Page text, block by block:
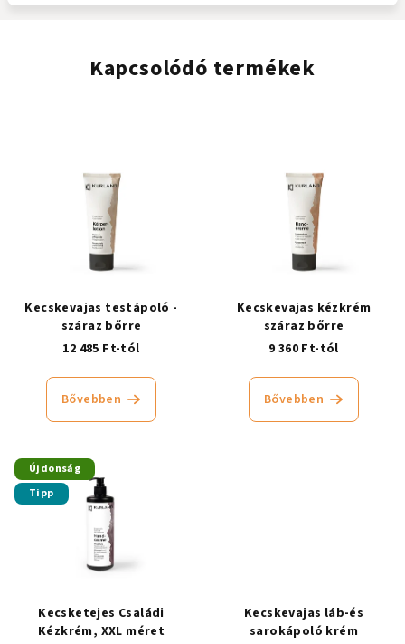
Kapcsolódó termékek
Kecskevajas testápoló -
száraz bőrre
12 485 Ft-tól
Bővebben
Kecskevajas kézkrém
száraz bőrre
9 360 Ft-tól
Bővebben
Újdonság
Tipp
Kecsketejes Családi
Kézkrém, XXL méret
Kecskevajas láb-és
sarokápoló krém